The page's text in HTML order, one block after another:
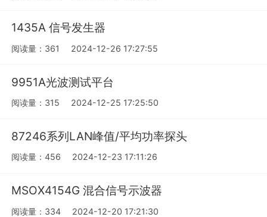
1435A 信号发生器
阅读量：361 2024-12-26 17:27:55
9951A光波测试平台
阅读量：315 2024-12-25 17:25:50
87246系列LAN峰值/平均功率探头
阅读量：456 2024-12-23 17:11:26
MSOX4154G 混合信号示波器
阅读量：334 2024-12-20 17:21:30